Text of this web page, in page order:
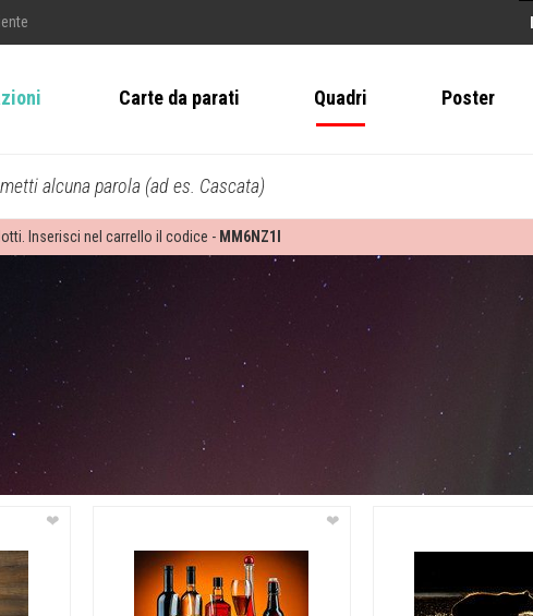
Carte da parati Quadri Poster
alcuna parola (ad es. Cascata)
Inserisci nel carrello il codice - MM6NZ1I
❤ ❤